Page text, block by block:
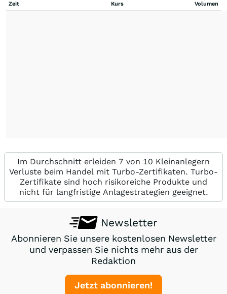
Zeit Kurs Volumen
Im Durchschnitt erleiden 7 von 10 Kleinanlegern
Verluste beim Handel mit Turbo-Zertifikaten. Turbo-
Zertifikate sind hoch risikoreiche Produkte und
nicht für langfristige Anlagestrategien geeignet.
Newsletter
Abonnieren Sie unsere kostenlosen Newsletter
und verpassen Sie nichts mehr aus der
Redaktion
Jetzt abonnieren!